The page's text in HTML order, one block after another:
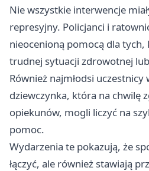
Nie wszystkie interwencje
represyjny. Policjanci i
nieocenioną pomocą dla tych,
trudnej sytuacji zdrowotnej
Również najmłodsi
dziewczynka, która na chwilę
opiekunów, mogli liczyć na
pomoc.
Wydarzenia te pokazują, że
łączyć, ale również stawiają